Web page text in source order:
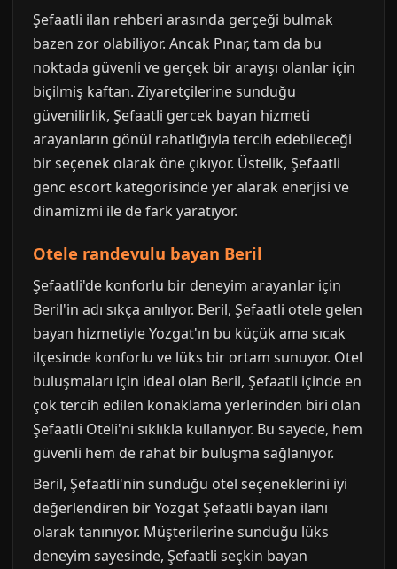
Şefaatli ilan rehberi arasında gerçeği bulmak
bazen zor olabiliyor. Ancak Pınar, tam da bu
noktada güvenli ve gerçek bir arayışı olanlar için
biçilmiş kaftan. Ziyaretçilerine sunduğu
güvenilirlik, Şefaatli gercek bayan hizmeti
arayanların gönül rahatlığıyla tercih edebileceği
bir seçenek olarak öne çıkıyor. Üstelik, Şefaatli
genc escort kategorisinde yer alarak enerjisi ve
dinamizmi ile de fark yaratıyor.
Otele randevulu bayan Beril
Şefaatli'de konforlu bir deneyim arayanlar için
Beril'in adı sıkça anılıyor. Beril, Şefaatli otele gelen
bayan hizmetiyle Yozgat'ın bu küçük ama sıcak
ilçesinde konforlu ve lüks bir ortam sunuyor. Otel
buluşmaları için ideal olan Beril, Şefaatli içinde en
çok tercih edilen konaklama yerlerinden biri olan
Şefaatli Oteli'ni sıklıkla kullanıyor. Bu sayede, hem
güvenli hem de rahat bir buluşma sağlanıyor.
Beril, Şefaatli'nin sunduğu otel seçeneklerini iyi
değerlendiren bir Yozgat Şefaatli bayan ilanı
olarak tanınıyor. Müşterilerine sunduğu lüks
deneyim sayesinde, Şefaatli seçkin bayan